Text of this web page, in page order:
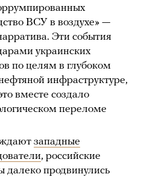
ВСУ в воздухе» —
Эти события
украинских
по целям в глубоком
инфраструктуре,
вместе создало
переломе
западные
, российские
продвинулись